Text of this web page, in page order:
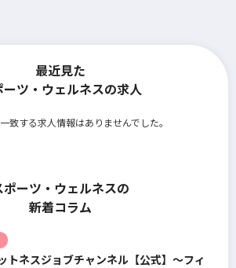
最近見た
ーツ・ウェルネスの求人
致する求人情報はありませんでした。
ポーツ・ウェルネスの
新着コラム
トネスジョブチャンネル【公式】～フィ